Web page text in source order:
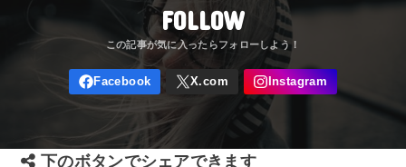
FOLLOW
下のボタンでシェアできます